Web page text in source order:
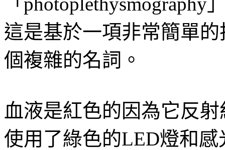
這是基於一項非常簡單
個複雜的名詞。
血液是紅色的因為它反
使用了綠色的LED燈和